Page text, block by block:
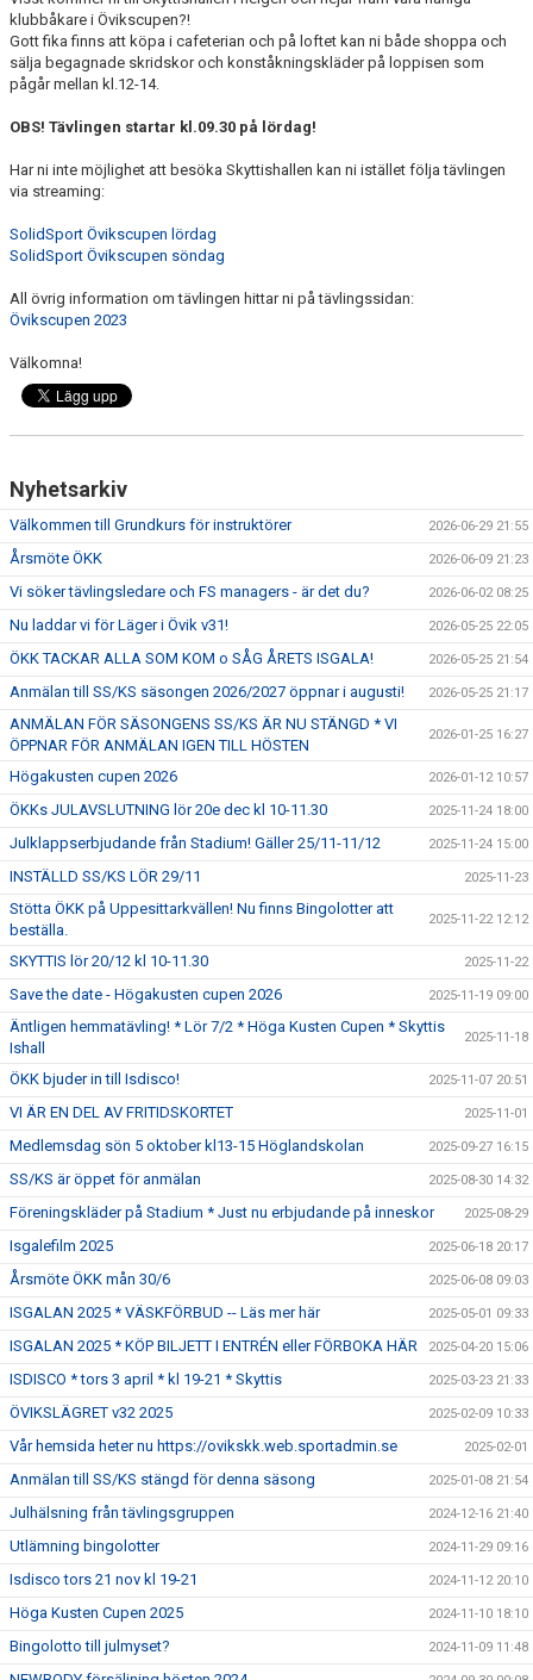
DOKUMENT
klubbåkare i Övikscupen?!
Gott fika finns att köpa i cafeterian och på loftet kan ni både shoppa och
sälja begagnade skridskor och konståkningskläder på loppisen som
pågår mellan kl.12-14.
OBS! Tävlingen startar kl.09.30 på lördag!
Har ni inte möjlighet att besöka Skyttishallen kan ni istället följa tävlingen
via streaming:
SolidSport Övikscupen lördag
SolidSport Övikscupen söndag
All övrig information om tävlingen hittar ni på tävlingssidan:
Övikscupen 2023
Välkomna!
Nyhetsarkiv
Välkommen till Grundkurs för instruktörer 2026-06-29 21:55
Årsmöte ÖKK 2026-06-09 21:23
Vi söker tävlingsledare och FS managers - är det du? 2026-06-02 08:25
Nu laddar vi för Läger i Övik v31! 2026-05-25 22:05
ÖKK TACKAR ALLA SOM KOM o SÅG ÅRETS ISGALA! 2026-05-25 21:54
Anmälan till SS/KS säsongen 2026/2027 öppnar i augusti! 2026-05-25 21:17
ANMÄLAN FÖR SÄSONGENS SS/KS ÄR NU STÄNGD * VI
ÖPPNAR FÖR ANMÄLAN IGEN TILL HÖSTEN
2026-01-25 16:27
Högakusten cupen 2026 2026-01-12 10:57
ÖKKs JULAVSLUTNING lör 20e dec kl 10-11.30 2025-11-24 18:00
Julklappserbjudande från Stadium! Gäller 25/11-11/12 2025-11-24 15:00
INSTÄLLD SS/KS LÖR 29/11 2025-11-23
Stötta ÖKK på Uppesittarkvällen! Nu finns Bingolotter att
beställa.
2025-11-22 12:12
SKYTTIS lör 20/12 kl 10-11.30 2025-11-22
Save the date - Högakusten cupen 2026 2025-11-19 09:00
Äntligen hemmatävling! * Lör 7/2 * Höga Kusten Cupen * Skyttis
Ishall
2025-11-18
ÖKK bjuder in till Isdisco! 2025-11-07 20:51
VI ÄR EN DEL AV FRITIDSKORTET 2025-11-01
Medlemsdag sön 5 oktober kl13-15 Höglandskolan 2025-09-27 16:15
SS/KS är öppet för anmälan 2025-08-30 14:32
Föreningskläder på Stadium * Just nu erbjudande på inneskor 2025-08-29
Isgalefilm 2025 2025-06-18 20:17
Årsmöte ÖKK mån 30/6 2025-06-08 09:03
ISGALAN 2025 * VÄSKFÖRBUD -- Läs mer här 2025-05-01 09:33
ISGALAN 2025 * KÖP BILJETT I ENTRÉN eller FÖRBOKA HÄR 2025-04-20 15:06
ISDISCO * tors 3 april * kl 19-21 * Skyttis 2025-03-23 21:33
ÖVIKSLÄGRET v32 2025 2025-02-09 10:33
Vår hemsida heter nu https://ovikskk.web.sportadmin.se 2025-02-01
Anmälan till SS/KS stängd för denna säsong 2025-01-08 21:54
Julhälsning från tävlingsgruppen 2024-12-16 21:40
Utlämning bingolotter 2024-11-29 09:16
Isdisco tors 21 nov kl 19-21 2024-11-12 20:10
Höga Kusten Cupen 2025 2024-11-10 18:10
Bingolotto till julmyset? 2024-11-09 11:48